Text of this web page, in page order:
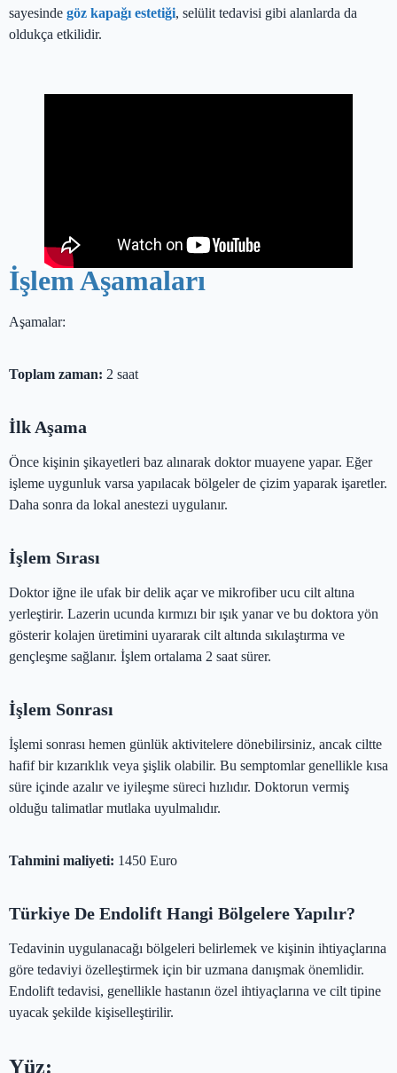
sayesinde göz kapağı estetiği, selülit tedavisi gibi alanlarda da
oldukça etkilidir.
İşlem Aşamaları
Aşamalar:
Toplam zaman: 2 saat
İlk Aşama
Önce kişinin şikayetleri baz alınarak doktor muayene yapar. Eğer
işleme uygunluk varsa yapılacak bölgeler de çizim yaparak işaretler.
Daha sonra da lokal anestezi uygulanır.
İşlem Sırası
Doktor iğne ile ufak bir delik açar ve mikrofiber ucu cilt altına
yerleştirir. Lazerin ucunda kırmızı bir ışık yanar ve bu doktora yön
gösterir kolajen üretimini uyararak cilt altında sıkılaştırma ve
gençleşme sağlanır. İşlem ortalama 2 saat sürer.
İşlem Sonrası
İşlemi sonrası hemen günlük aktivitelere dönebilirsiniz, ancak ciltte
hafif bir kızarıklık veya şişlik olabilir. Bu semptomlar genellikle kısa
süre içinde azalır ve iyileşme süreci hızlıdır. Doktorun vermiş
olduğu talimatlar mutlaka uyulmalıdır.
Tahmini maliyeti: 1450 Euro
Türkiye De Endolift Hangi Bölgelere Yapılır?
Tedavinin uygulanacağı bölgeleri belirlemek ve kişinin ihtiyaçlarına
göre tedaviyi özelleştirmek için bir uzmana danışmak önemlidir.
Endolift tedavisi, genellikle hastanın özel ihtiyaçlarına ve cilt tipine
uyacak şekilde kişiselleştirilir.
Yüz: